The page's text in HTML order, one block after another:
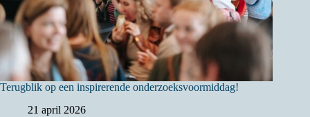
Terugblik op een inspirerende onderzoeksvoormiddag!
21 april 2026